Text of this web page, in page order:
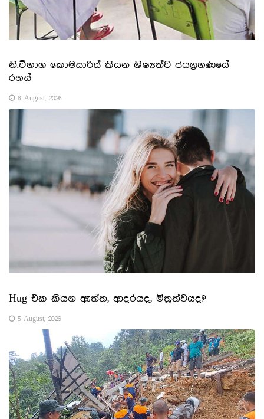
නි.විභාග කොමසාරිස් කියන ශිෂ්‍යත්ව ජයග්‍රහණයේ
රහස්
6 August, 2026
Hug එක කියන ඇත්ත, ආදරයද, මිත්‍රත්වයද?
5 August, 2026